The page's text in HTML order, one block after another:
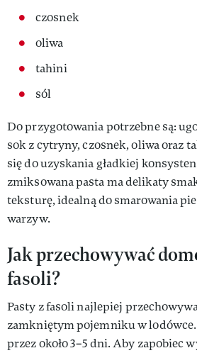
czosnek
oliwa
tahini
sól
Do przygotowania potrzebne są:
sok z cytryny, czosnek, oliwa oraz
się do uzyskania gładkiej
zmiksowana pasta ma delikaty
teksturę, idealną do smarowania
warzyw.
Jak przechowywać
fasoli?
Pasty z fasoli najlepiej
zamkniętym pojemniku w
przez około 3–5 dni. Aby zapobiec